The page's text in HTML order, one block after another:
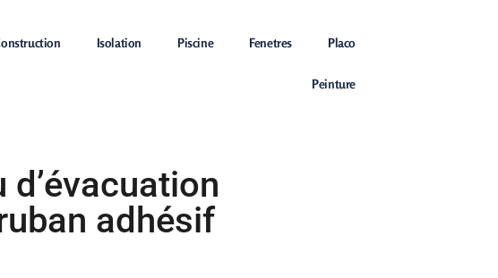
Isolation Piscine Fenetres Placo
Peinture
adhésif